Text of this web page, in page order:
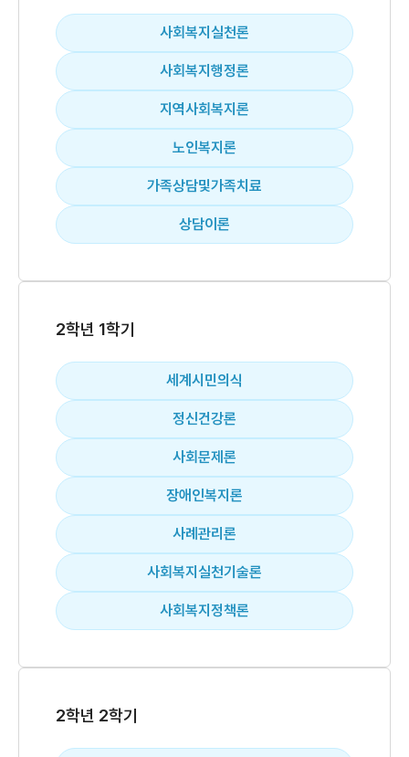
사회복지실천론
사회복지행정론
지역사회복지론
노인복지론
가족상담및가족치료
상담이론
2학년 1학기
세계시민의식
정신건강론
사회문제론
장애인복지론
사례관리론
사회복지실천기술론
사회복지정책론
2학년 2학기